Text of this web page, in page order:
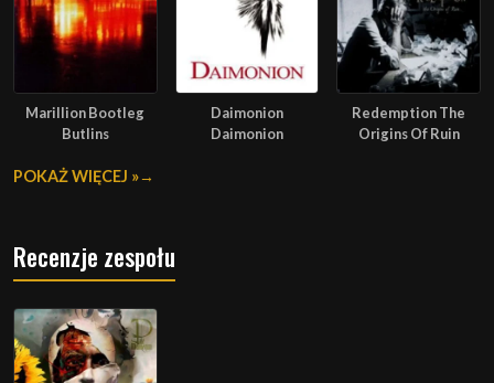
Marillion Bootleg
Butlins
Daimonion
Daimonion
Redemption The
Origins Of Ruin
POKAŻ WIĘCEJ »
Recenzje zespołu